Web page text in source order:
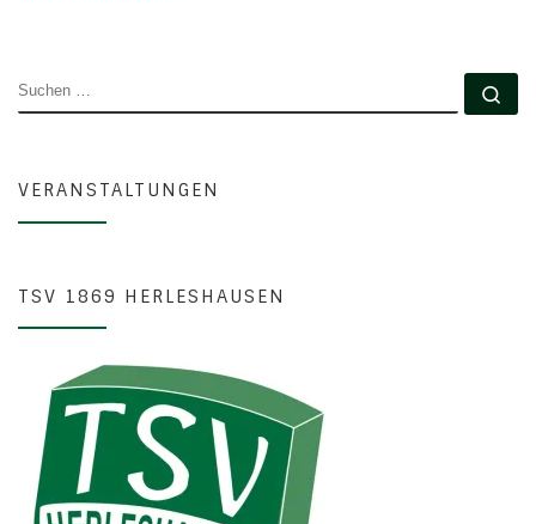
SUCHE
VERANSTALTUNGEN
TSV 1869 HERLESHAUSEN